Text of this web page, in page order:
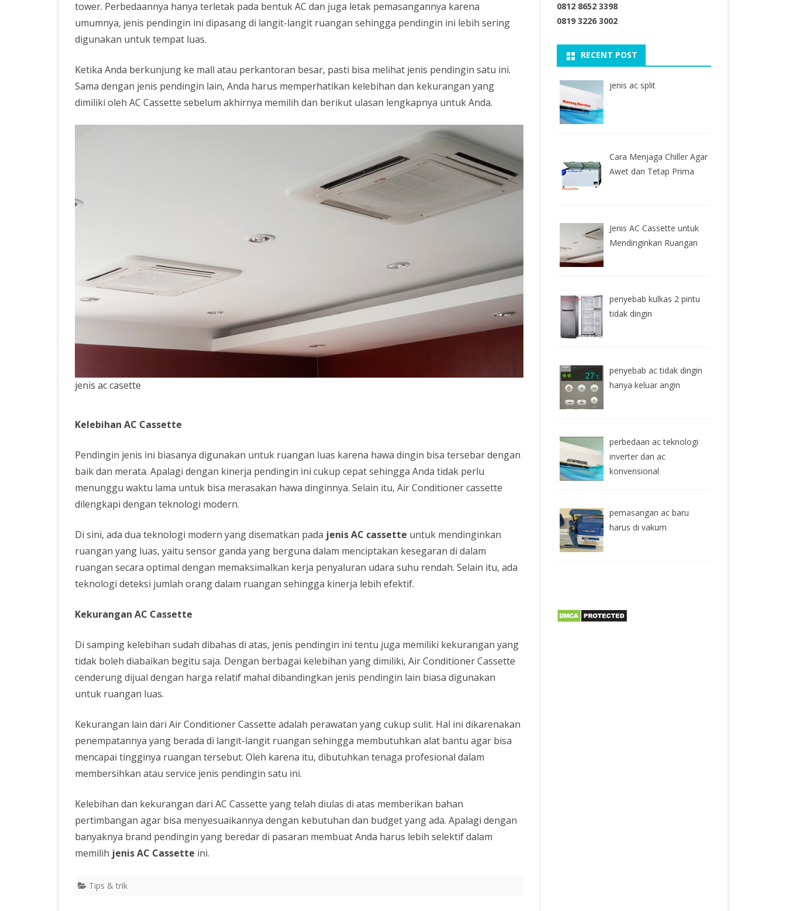
JAKARTA SELATAN
SERVICE AC KEBAYORAN BARU
JASA CUCI AC PANGGILAN
SERVICE AC FATMAWATI
SERVICE AC PASAR MINGGU
SERVICE KULKAS JAKARTA
SERVICE MESIN CUCI JAKARTA
HANYA KELUAR ANGIN
PERAWATAN AC SAAT MUSIM
HUJAN
CARA MEMPERBAIKI SENSOR
REMOT AC
CARA PENGATURAN SUHU
TERMOSTAT DIGITAL
PENYEBAB KULKAS TIDAK
DINGIN
CARA MEMPERBAIKI MESIN
KODE ERROR AC
FUNGSI HEATER KACA PADA
KULKAS 2 PINTU
CARA FAKUM AC YANG BENAR
TAMPA MESIN FAKUM
DINGIN
TENTANG AC LOW WATT DAN
AC INVERTER
CARA MENGATASI TENTANG
AC BOCOR AIR
CARA HEMAT PEMAKAIAN
Ruangan
tower. Perbedaannya hanya terletak pada bentuk AC dan juga letak pemasangannya karena
umumnya, jenis pendingin ini dipasang di langit-langit ruangan sehingga pendingin ini lebih sering
digunakan untuk tempat luas.
Ketika Anda berkunjung ke mall atau perkantoran besar, pasti bisa melihat jenis pendingin satu ini.
Sama dengan jenis pendingin lain, Anda harus memperhatikan kelebihan dan kekurangan yang
dimiliki oleh AC Cassette sebelum akhirnya memilih dan berikut ulasan lengkapnya untuk Anda.
jenis ac casette
Kelebihan AC Cassette
Pendingin jenis ini biasanya digunakan untuk ruangan luas karena hawa dingin bisa tersebar dengan
baik dan merata. Apalagi dengan kinerja pendingin ini cukup cepat sehingga Anda tidak perlu
menunggu waktu lama untuk bisa merasakan hawa dinginnya. Selain itu, Air Conditioner cassette
dilengkapi dengan teknologi modern.
Di sini, ada dua teknologi modern yang disematkan pada jenis AC cassette untuk mendinginkan
ruangan yang luas, yaitu sensor ganda yang berguna dalam menciptakan kesegaran di dalam
ruangan secara optimal dengan memaksimalkan kerja penyaluran udara suhu rendah. Selain itu, ada
teknologi deteksi jumlah orang dalam ruangan sehingga kinerja lebih efektif.
Kekurangan AC Cassette
Di samping kelebihan sudah dibahas di atas, jenis pendingin ini tentu juga memiliki kekurangan yang
tidak boleh diabaikan begitu saja. Dengan berbagai kelebihan yang dimiliki, Air Conditioner Cassette
cenderung dijual dengan harga relatif mahal dibandingkan jenis pendingin lain biasa digunakan
untuk ruangan luas.
Kekurangan lain dari Air Conditioner Cassette adalah perawatan yang cukup sulit. Hal ini dikarenakan
penempatannya yang berada di langit-langit ruangan sehingga membutuhkan alat bantu agar bisa
mencapai tingginya ruangan tersebut. Oleh karena itu, dibutuhkan tenaga profesional dalam
membersihkan atau service jenis pendingin satu ini.
Kelebihan dan kekurangan dari AC Cassette yang telah diulas di atas memberikan bahan
pertimbangan agar bisa menyesuaikannya dengan kebutuhan dan budget yang ada. Apalagi dengan
banyaknya brand pendingin yang beredar di pasaran membuat Anda harus lebih selektif dalam
memilih jenis AC Cassette ini.
Tips & trik
0812 8652 3398
0819 3226 3002
RECENT POST
jenis ac split
Cara Menjaga Chiller Agar
Awet dan Tetap Prima
Jenis AC Cassette untuk
Mendinginkan Ruangan
penyebab kulkas 2 pintu
tidak dingin
penyebab ac tidak dingin
hanya keluar angin
perbedaan ac teknologi
inverter dan ac
konvensional
pemasangan ac baru
harus di vakum